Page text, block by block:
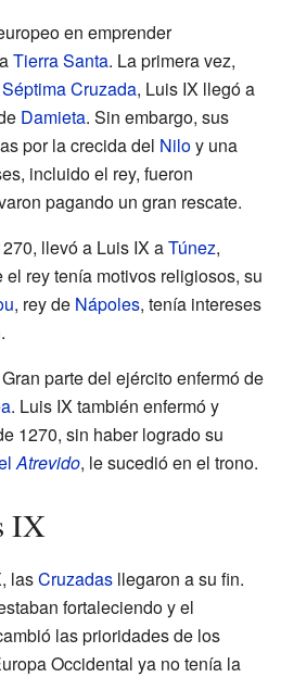
en emprender
aTierra Santa. La primera vez,
Séptima Cruzada, Luis IX llegó a
Damieta. Sin embargo, sus
por la crecida del Niloy una
incluido el rey, fueron
pagando un gran rescate.
llevó a Luis IX aTúnez,
rey tenía motivos religiosos, su
, rey de Nápoles, tenía intereses
parte del ejército enfermó de
. Luis IX también enfermó y
1270, sin haber logrado su
Atrevido, le sucedió en el trono.
IX
lasCruzadas llegaron a su fin.
fortaleciendo y el
las prioridades de los
Occidental ya no tenía la